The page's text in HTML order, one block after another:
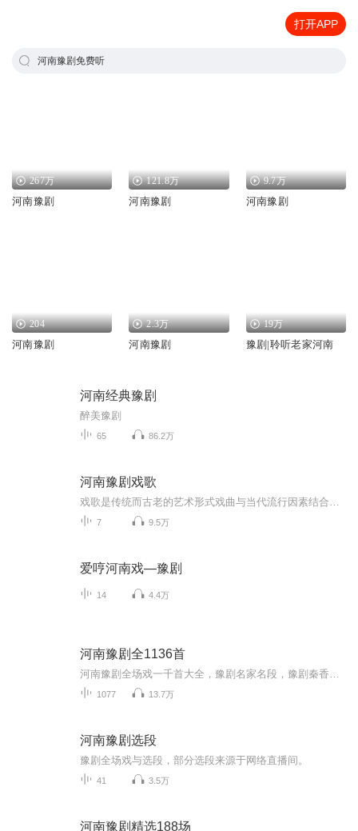
打开APP
河南豫剧免费听
267万
河南豫剧
121.8万
河南豫剧
9.7万
河南豫剧
204
河南豫剧
2.3万
河南豫剧
19万
豫剧|聆听老家河南
河南经典豫剧
醉美豫剧
65 86.2万
河南豫剧戏歌
7 9.5万
爱哼河南戏—豫剧
14 4.4万
河南豫剧全1136首
1077 13.7万
河南豫剧选段
豫剧全场戏与选段，部分选段来源于网络直播间。
41 3.5万
河南豫剧精选188场